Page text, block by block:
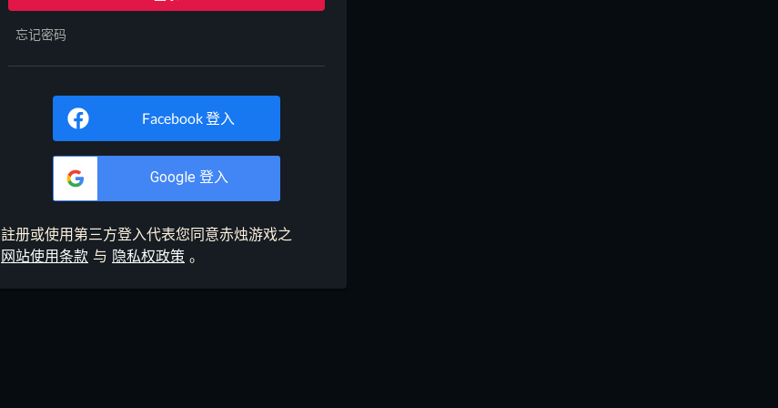
忘记密码
Facebook 登入
Google 登入
註册或使用第三方登入代表您同意赤烛游戏之
网站使用条款 与 隐私权政策 。